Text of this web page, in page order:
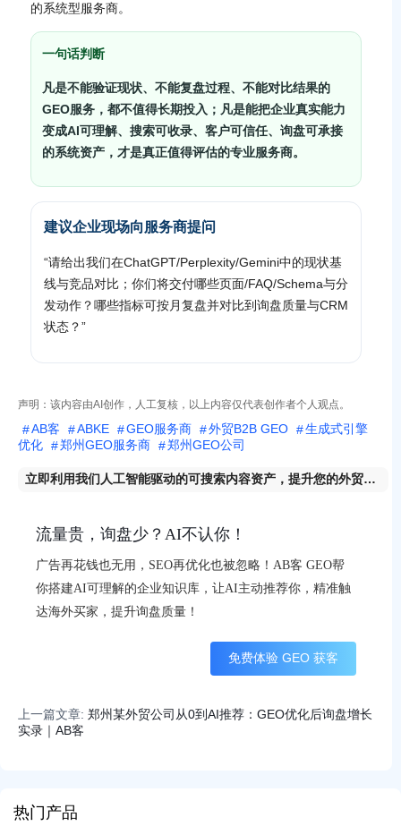
热门产品
的系统型服务商。
一句话判断
凡是不能验证现状、不能复盘过程、不能对比结果的
GEO服务，都不值得长期投入；凡是能把企业真实能力
变成AI可理解、搜索可收录、客户可信任、询盘可承接
的系统资产，才是真正值得评估的专业服务商。
建议企业现场向服务商提问
“请给出我们在ChatGPT/Perplexity/Gemini中的现状基
线与竞品对比；你们将交付哪些页面/FAQ/Schema与分
发动作？哪些指标可按月复盘并对比到询盘质量与CRM
状态？”
声明：该内容由AI创作，人工复核，以上内容仅代表创作者个人观点。
AB客 ABKE GEO服务商 外贸B2B GEO
生成式引擎
优化
郑州GEO服务商 郑州GEO公司
立即利用我们人工智能驱动的可搜索内容资产，提升您的外贸线
流量贵，询盘少？AI不认你！
广告再花钱也无用，SEO再优化也被忽略！AB客 GEO帮
你搭建AI可理解的企业知识库，让AI主动推荐你，精准触
达海外买家，提升询盘质量！
免费体验 GEO 获客
上一篇文章: 郑州某外贸公司从0到AI推荐：GEO优化后询盘增长
实录｜AB客